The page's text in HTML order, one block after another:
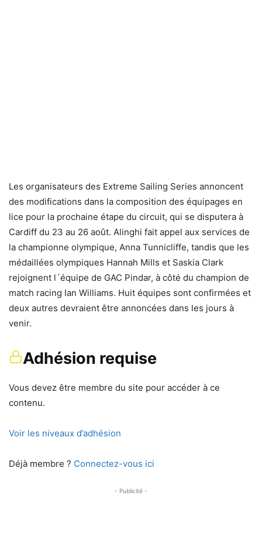
Les organisateurs des Extreme Sailing Series annoncent
des modifications dans la composition des équipages en
lice pour la prochaine étape du circuit, qui se disputera à
Cardiff du 23 au 26 août. Alinghi fait appel aux services de
la championne olympique, Anna Tunnicliffe, tandis que les
médaillées olympiques Hannah Mills et Saskia Clark
rejoignent l´équipe de GAC Pindar, à côté du champion de
match racing Ian Williams. Huit équipes sont confirmées et
deux autres devraient être annoncées dans les jours à
venir.
Adhésion requise
Vous devez être membre du site pour accéder à ce
contenu.
Voir les niveaux d’adhésion
Déjà membre ? Connectez-vous ici
- Publicité -